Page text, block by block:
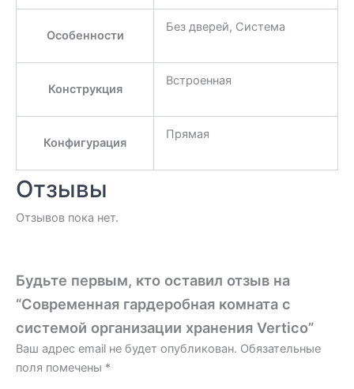
Особенности
Без дверей, Система
Конструкция
Встроенная
Конфигурация
Прямая
Отзывы
Отзывов пока нет.
Будьте первым, кто оставил отзыв на
“Современная гардеробная комната с
системой организации хранения Vertico”
Ваш адрес email не будет опубликован. Обязательные
поля помечены *